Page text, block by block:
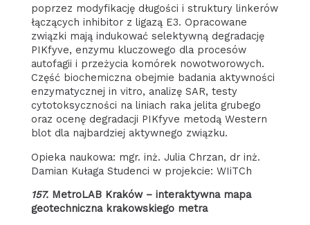
poprzez modyfikację długości i struktury linkerów
łączących inhibitor z ligazą E3. Opracowane
związki mają indukować selektywną degradację
PIKfyve, enzymu kluczowego dla procesów
autofagii i przeżycia komórek nowotworowych.
Część biochemiczna obejmie badania aktywności
enzymatycznej in vitro, analizę SAR, testy
cytotoksyczności na liniach raka jelita grubego
oraz ocenę degradacji PIKfyve metodą Western
blot dla najbardziej aktywnego związku.
Opieka naukowa: mgr. inż. Julia Chrzan, dr inż.
Damian Kułaga Studenci w projekcie: WIiTCh
157. MetroLAB Kraków – interaktywna mapa
geotechniczna krakowskiego metra